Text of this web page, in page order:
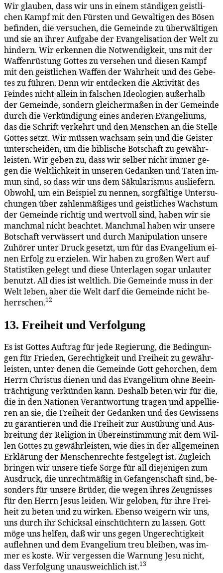
Wir glau­ben, dass wir uns in ei­nem stän­di­gen geist­li­
chen Kampf mit den Fürs­ten und Ge­wal­ti­gen des Bö­sen
be­fin­den, die ver­su­chen, die Ge­mein­de zu über­wäl­ti­gen
und sie an ih­rer Auf­ga­be der Evan­ge­li­sa­ti­on der Welt zu
hin­dern. Wir er­ken­nen die Not­wen­dig­keit, uns mit der
Waf­fen­rüs­tung Got­tes zu ver­se­hen und die­sen Kampf
mit den geist­li­chen Waf­fen der Wahr­heit und des Ge­be­
tes zu füh­ren. Denn wir ent­de­cken die Ak­ti­vi­tät des
Fein­des nicht al­lein in fal­schen Ideo­lo­gien au­ßer­halb
der Ge­mein­de, son­dern glei­cher­ma­ßen in der Ge­mein­de
durch die Ver­kün­di­gung ei­nes an­de­ren Evan­ge­li­ums,
das die Schrift ver­kehrt und den Men­schen an die Stel­le
Got­tes setzt. Wir müs­sen wach­sam sein und die Geis­ter
un­ter­schei­den, um die bi­bli­sche Bot­schaft zu ge­währ­
leis­ten. Wir ge­ben zu, dass wir sel­ber nicht im­mer ge­
gen die Welt­lich­keit in un­se­ren Ge­dan­ken und Ta­ten im­
mun sind, so dass wir uns dem Sä­ku­la­ris­mus aus­lie­fern.
Ob­wohl, um ein Bei­spiel zu nen­nen, sorg­fäl­ti­ge Un­ter­su­
chun­gen über zah­len­mä­ßi­ges und geist­li­ches Wachs­tum
der Ge­mein­de rich­tig und wert­voll sind, ha­ben wir sie
manch­mal nicht be­ach­tet. Manch­mal ha­ben wir un­se­re
Bot­schaft ver­wäs­sert und durch Ma­ni­pu­la­ti­on un­se­re
Zu­hö­rer un­ter Druck ge­setzt, um für das Evan­ge­li­um ei­
nen Er­folg zu er­zie­len. Wir ha­ben zu gro­ßen Wert auf
Sta­tis­ti­ken ge­legt und die­se Un­ter­la­gen so­gar un­lau­ter
be­nutzt. All dies ist welt­lich. Die Ge­mein­de muss in der
Welt le­ben, aber die Welt darf die Ge­mein­de nicht be­
herr­schen.12
13. Frei­heit und Verfolgung
Es ist Got­tes Auf­trag für je­de Re­gie­rung, die Be­din­gun­
gen für Frie­den, Ge­rech­tig­keit und Frei­heit zu ge­währ­
leis­ten, un­ter de­nen die Ge­mein­de Gott ge­hor­chen, dem
Herrn Chris­tus die­nen und das Evan­ge­li­um oh­ne Be­ein­
träch­ti­gung ver­kün­den kann. Des­halb be­ten wir für die,
die in den Na­tio­nen Ver­ant­wor­tung tra­gen und ap­pel­lie­
ren an sie, die Frei­heit der Ge­dan­ken und des Ge­wis­sens
zu ga­ran­tie­ren und die Frei­heit zur Aus­übung und Aus­
brei­tung der Re­li­gi­on in Über­ein­stim­mung mit dem Wil­
len Got­tes zu ge­währ­leis­ten, wie dies in der all­ge­mei­nen
Er­klä­rung der Men­schen­rech­te fest­ge­legt ist. Zu­gleich
brin­gen wir un­se­re tie­fe Sor­ge für all die­je­ni­gen zum
Aus­druck, die un­recht­mä­ßig in Ge­fan­gen­schaft sind, be­
son­ders für un­se­re Brü­der, die we­gen ih­res Zeug­nis­ses
für den Herrn Je­sus lei­den. Wir ge­lo­ben, für ih­re Frei­
heit zu be­ten und zu wir­ken. Eben­so wei­gern wir uns,
uns durch ihr Schick­sal ein­schüch­tern zu las­sen. Gott
mö­ge uns hel­fen, daß wir uns ge­gen Un­ge­rech­tig­keit
auf­leh­nen und dem Evan­ge­li­um treu blei­ben, was im­
mer es kos­te. Wir ver­ges­sen die War­nung Je­su nicht,
dass Ver­fol­gung un­aus­weich­lich ist.13